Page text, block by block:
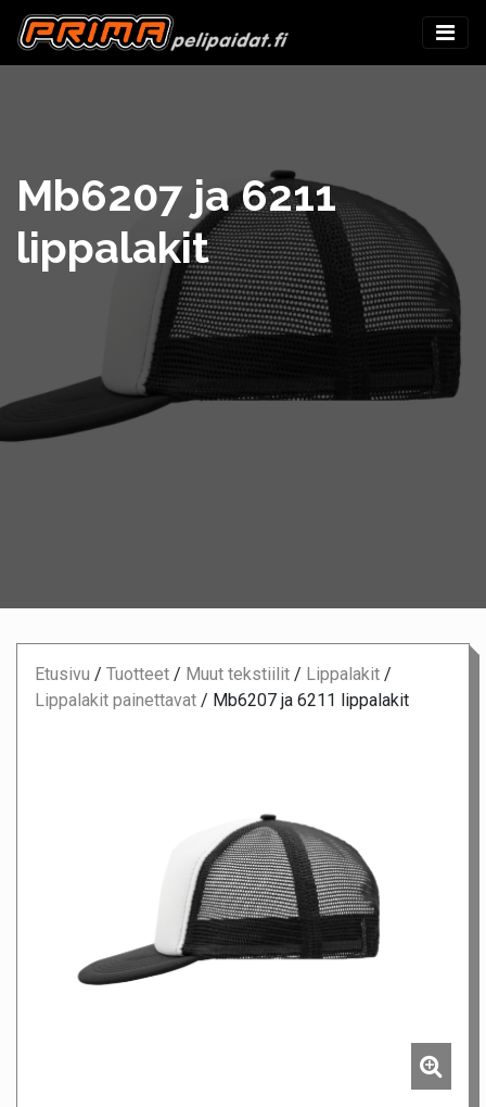
Mb6207 ja 6211
lippalakit
Etusivu / Tuotteet / Muut tekstiilit / Lippalakit /
Lippalakit painettavat / Mb6207 ja 6211 lippalakit